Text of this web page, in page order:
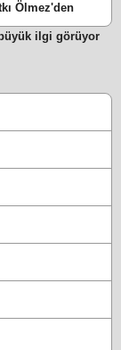
Ölmez'den
ilgi görüyor